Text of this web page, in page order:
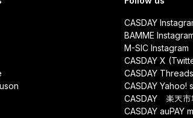
CASDAY
BAMME
M-SIC Instagram
CASDAY X
CASDAY Threads
CASDAY Yahoo!
CASDAY 楽天市
CASDAY auPAY